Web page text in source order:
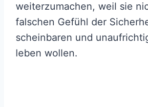
weiterzumachen, weil sie
falschen Gefühl der
scheinbaren und
leben wollen.